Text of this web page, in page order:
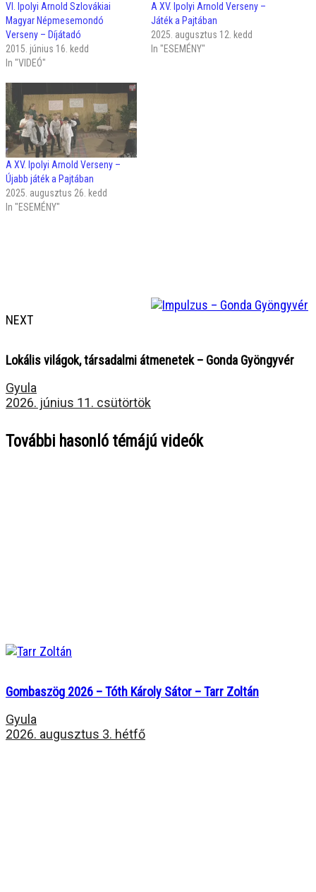
VI. Ipolyi Arnold Szlovákiai
Magyar Népmesemondó
Verseny – Díjátadó
2015. június 16. kedd
In "VIDEÓ"
A XV. Ipolyi Arnold Verseny –
Játék a Pajtában
2025. augusztus 12. kedd
In "ESEMÉNY"
A XV. Ipolyi Arnold Verseny –
Újabb játék a Pajtában
2025. augusztus 26. kedd
In "ESEMÉNY"
NEXT
Lokális világok, társadalmi átmenetek – Gonda Gyöngyvér
Gyula
2026. június 11. csütörtök
További hasonló témájú videók
Gombaszög 2026 – Tóth Károly Sátor – Tarr Zoltán
Gyula
2026. augusztus 3. hétfő